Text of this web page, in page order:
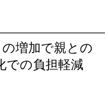
の増加で親との
での負担軽減